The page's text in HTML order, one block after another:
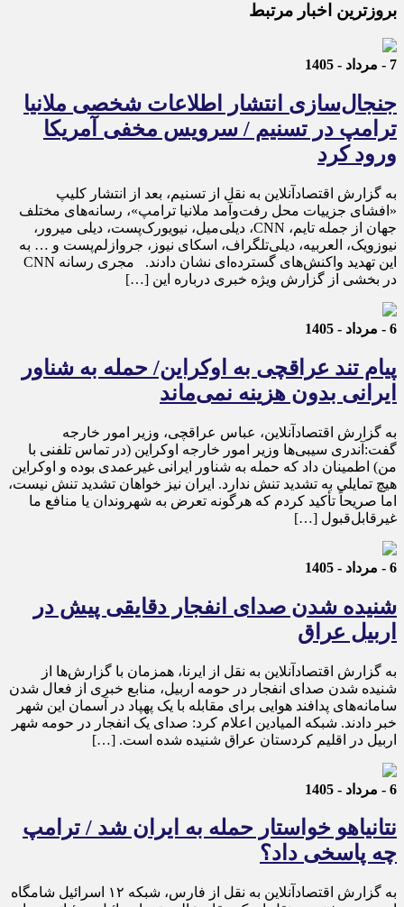
بروزترین اخبار مرتبط
7 - مرداد - 1405
جنجال‌سازی انتشار اطلاعات شخصی ملانیا
ترامپ در تسنیم / سرویس مخفی آمریکا
ورود کرد
به گزارش اقتصادآنلاین به نقل از تسنیم، بعد از انتشار کلیپ
«افشای جزییات محل رفت‌وآمد ملانیا ترامپ»، رسانه‌های مختلف
جهان از جمله تایم، CNN، دیلی‌میل، نیویورک‌پست، دیلی میرور،
نیوزویک، العربیه، دیلی‌تلگراف، اسکای نیوز، جروازلم‌پست و … به
این تهدید واکنش‌های گسترده‌ای نشان دادند. مجری رسانه CNN
در بخشی از گزارش ویژه خبری درباره این […]
6 - مرداد - 1405
پیام تند عراقچی به اوکراین/ حمله به شناور
ایرانی بدون هزینه نمی‌ماند
به گزارش اقتصادآنلاین، عباس عراقچی، وزیر امور خارجه
گفت:آندری سیبی‌ها وزیر امور خارجه اوکراین (در تماس تلفنی با
من) اطمینان داد که حمله به شناور ایرانی غیرعمدی بوده و اوکراین
هیچ تمایلی به تشدید تنش ندارد. ایران نیز خواهان تشدید تنش نیست،
اما صریحاً تأکید کردم که هرگونه تعرض به شهروندان یا منافع ما
غیرقابل‌قبول […]
6 - مرداد - 1405
شنیده شدن صدای انفجار دقایقی پیش در
اربیل عراق
به گزارش اقتصادآنلاین به نقل از ایرنا، همزمان با گزارش‌ها از
شنیده شدن صدای انفجار در حومه اربیل، منابع خبری از فعال شدن
سامانه‌های پدافند هوایی برای مقابله با یک پهپاد در آسمان این شهر
خبر دادند. شبکه المیادین اعلام کرد: صدای یک انفجار در حومه شهر
اربیل در اقلیم کردستان عراق شنیده شده است. […]
6 - مرداد - 1405
نتانیاهو خواستار حمله به ایران شد / ترامپ
چه پاسخی داد؟
به گزارش اقتصادآنلاین به نقل از فارس، شبکه ۱۲ اسرائیل شامگاه